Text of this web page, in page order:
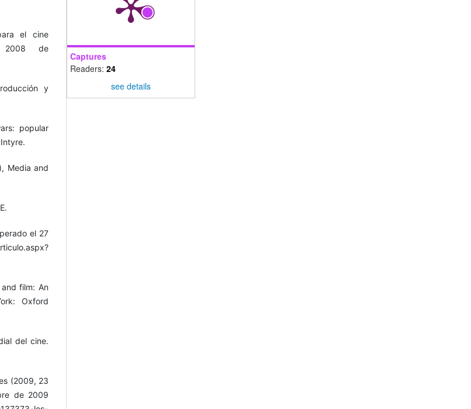
el cine
2008 de
y
popular
Media and
el 27
film: An
Oxford
del cine.
(2009, 23
de 2009
Captures
Readers: 24
see details